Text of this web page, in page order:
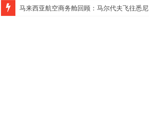
马来西亚航空商务舱回顾：马尔代夫飞往悉尼